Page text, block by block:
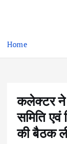
Home
कलेक्टर ने
समिति एवं
की बैठक